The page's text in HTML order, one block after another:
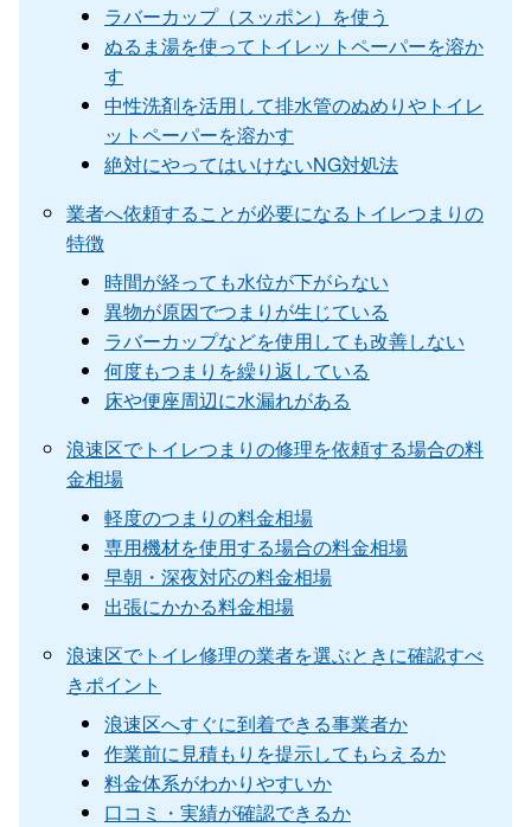
ラバーカップ（スッポン）を使う
ぬるま湯を使ってトイレットペーパーを溶か
す
中性洗剤を活用して排水管のぬめりやトイレ
ットペーパーを溶かす
絶対にやってはいけないNG対処法
業者へ依頼することが必要になるトイレつまりの
特徴
時間が経っても水位が下がらない
異物が原因でつまりが生じている
ラバーカップなどを使用しても改善しない
何度もつまりを繰り返している
床や便座周辺に水漏れがある
浪速区でトイレつまりの修理を依頼する場合の料
金相場
軽度のつまりの料金相場
専用機材を使用する場合の料金相場
早朝・深夜対応の料金相場
出張にかかる料金相場
浪速区でトイレ修理の業者を選ぶときに確認すべ
きポイント
浪速区へすぐに到着できる事業者か
作業前に見積もりを提示してもらえるか
料金体系がわかりやすいか
口コミ・実績が確認できるか